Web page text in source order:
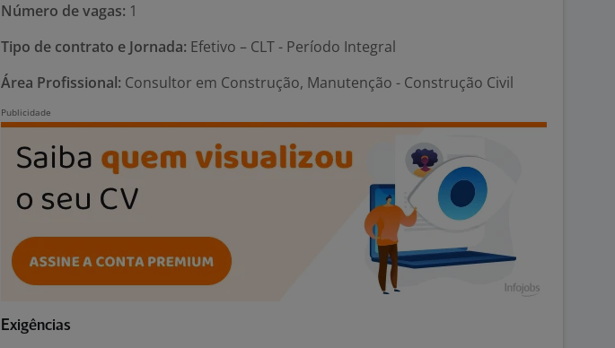
Número de vagas: 1
Tipo de contrato e Jornada: Efetivo – CLT - Período Integral
Área Profissional: Consultor em Construção, Manutenção - Construção Civil
Exigências